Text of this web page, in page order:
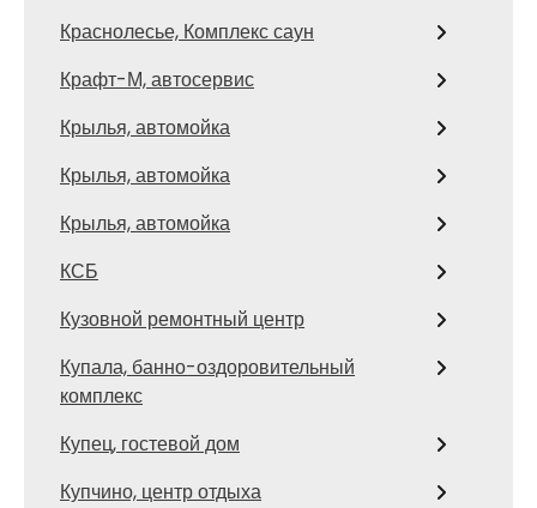
Краснолесье, Комплекс саун
Крафт-М, автосервис
Крылья, автомойка
Крылья, автомойка
Крылья, автомойка
КСБ
Кузовной ремонтный центр
Купала, банно-оздоровительный
комплекс
Купец, гостевой дом
Купчино, центр отдыха